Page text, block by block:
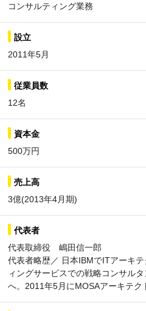
コンサルティング業務
設立
2011年5月
従業員数
12名
資本金
500万円
売上高
3億(2013年4月期)
代表者
代表取締役 嶋田信一郎
代表者略歴／ 日本IBMでITアーキ
ィングサービスでの戦略コンサル
へ。2011年5月にMOSAアーキテク